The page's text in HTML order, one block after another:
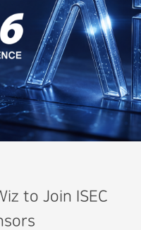
to Join ISEC